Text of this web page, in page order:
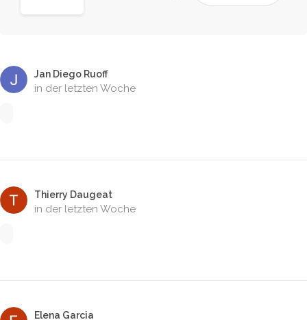
Jan Diego Ruoff
in der letzten Woche
Thierry Daugeat
in der letzten Woche
Elena Garcia